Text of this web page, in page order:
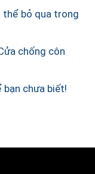
thể bỏ qua trong
chống côn
chưa biết!